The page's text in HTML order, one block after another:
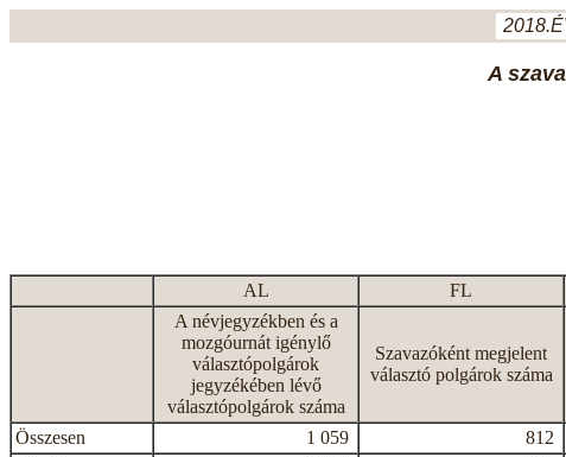
A
AL FL
A névjegyzékben és a
mozgóurnát igénylő
választópolgárok
jegyzékében lévő
választópolgárok száma
Szavazóként megjelent
választó polgárok száma
Összesen 1 059 812